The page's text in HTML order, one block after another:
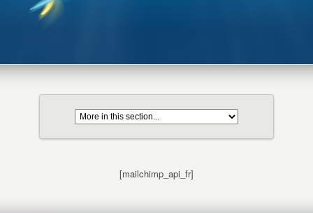
[mailchimp_api_fr]